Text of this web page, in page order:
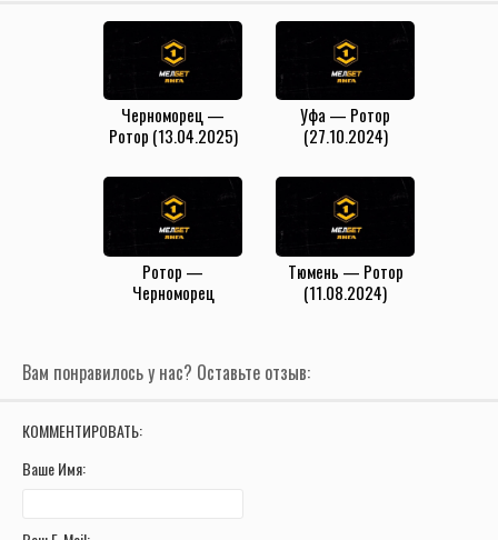
Черноморец —
Ротор (13.04.2025)
Уфа — Ротор
(27.10.2024)
Ротор —
Черноморец
Тюмень — Ротор
(11.08.2024)
Вам понравилось у нас? Оставьте отзыв:
КОММЕНТИРОВАТЬ:
Ваше Имя: